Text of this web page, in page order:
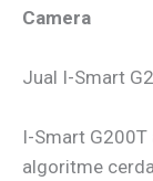
Camera
Jual I-Smart
I-Smart G200T
algoritme